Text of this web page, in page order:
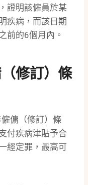
證明該僱員於某
疾病，而該日期
前的6個月內。
修訂）條
傭（修訂）條
付疾病津貼予合
經定罪，最高可